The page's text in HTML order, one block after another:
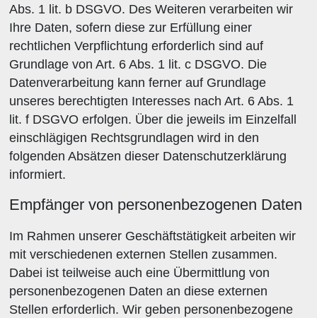
Abs. 1 lit. b DSGVO. Des Weiteren verarbeiten wir
Ihre Daten, sofern diese zur Erfüllung einer
rechtlichen Verpflichtung erforderlich sind auf
Grundlage von Art. 6 Abs. 1 lit. c DSGVO. Die
Datenverarbeitung kann ferner auf Grundlage
unseres berechtigten Interesses nach Art. 6 Abs. 1
lit. f DSGVO erfolgen. Über die jeweils im Einzelfall
einschlägigen Rechtsgrundlagen wird in den
folgenden Absätzen dieser Datenschutzerklärung
informiert.
Empfänger von personenbezogenen Daten
Im Rahmen unserer Geschäftstätigkeit arbeiten wir
mit verschiedenen externen Stellen zusammen.
Dabei ist teilweise auch eine Übermittlung von
personenbezogenen Daten an diese externen
Stellen erforderlich. Wir geben personenbezogene